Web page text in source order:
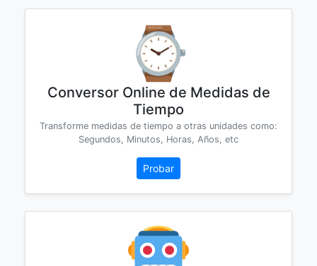
Conversor Online de Medidas de
Tiempo
Transforme medidas de tiempo a otras unidades como:
Segundos, Minutos, Horas, Años, etc
Probar